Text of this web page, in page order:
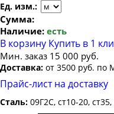
Труба бесшовная 36
Труба бесшовная 38
Труба бесшовная 40
Труба бесшовная 42
Труба бесшовная 45
Труба бесшовная 48
Ед. изм.:
Сумма:
Наличие: есть
В корзину Купить в 1
Мин. заказ 15 000 руб.
Доставка: от 3500 руб. по
Прайс-лист на доставку
Сталь: 09Г2С, ст10-20,